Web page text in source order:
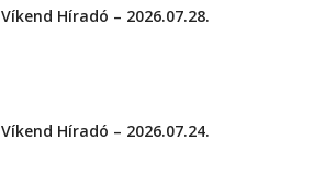
Víkend Híradó – 2026.07.28.
Víkend Híradó – 2026.07.24.